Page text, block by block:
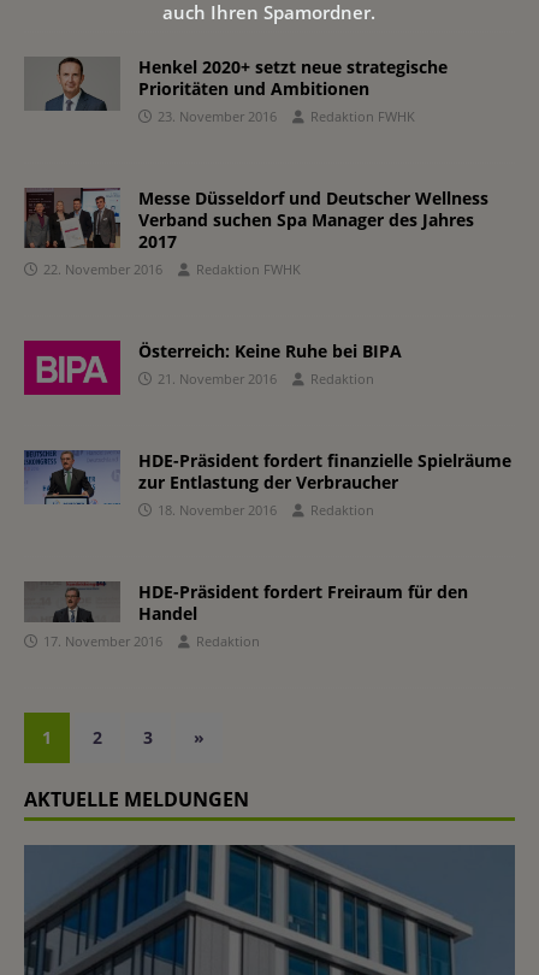
Henkel 2020+ setzt neue strategische
Prioritäten und Ambitionen
23. November 2016 Redaktion FWHK
Messe Düsseldorf und Deutscher Wellness
Verband suchen Spa Manager des Jahres
2017
22. November 2016 Redaktion FWHK
Österreich: Keine Ruhe bei BIPA
21. November 2016 Redaktion
HDE-Präsident fordert finanzielle Spielräume
zur Entlastung der Verbraucher
18. November 2016 Redaktion
HDE-Präsident fordert Freiraum für den
Handel
17. November 2016 Redaktion
1 2 3 »
AKTUELLE MELDUNGEN
auch Ihren Spamordner.